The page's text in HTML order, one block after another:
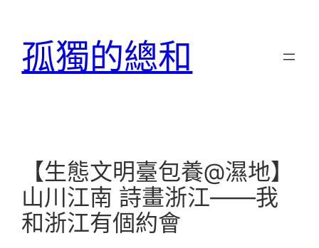
孤獨的總和
【生態文明臺包養@濕地】
山川江南 詩畫浙江——我
和浙江有個約會